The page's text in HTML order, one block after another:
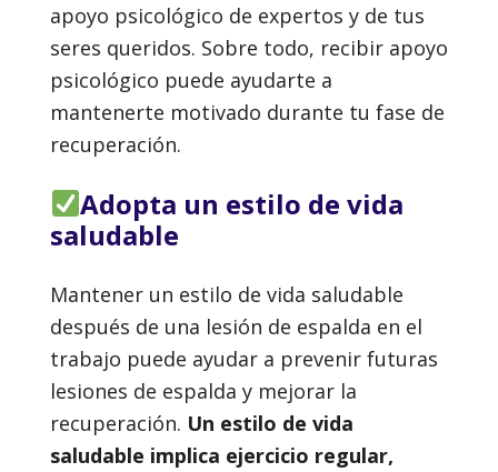
apoyo psicológico de expertos y de tus
seres queridos. Sobre todo, recibir apoyo
psicológico puede ayudarte a
mantenerte motivado durante tu fase de
recuperación.
Adopta un estilo de vida
saludable
Mantener un estilo de vida saludable
después de una lesión de espalda en el
trabajo puede ayudar a prevenir futuras
lesiones de espalda y mejorar la
recuperación. Un estilo de vida
saludable implica ejercicio regular,